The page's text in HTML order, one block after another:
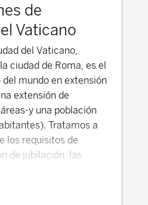
de
Vaticano
del Vaticano,
ciudad de Roma, es el
del mundo en extensión
extensión de
y una población
Tratamos a
los requisitos de
de jubilación, las
que enfrenta el